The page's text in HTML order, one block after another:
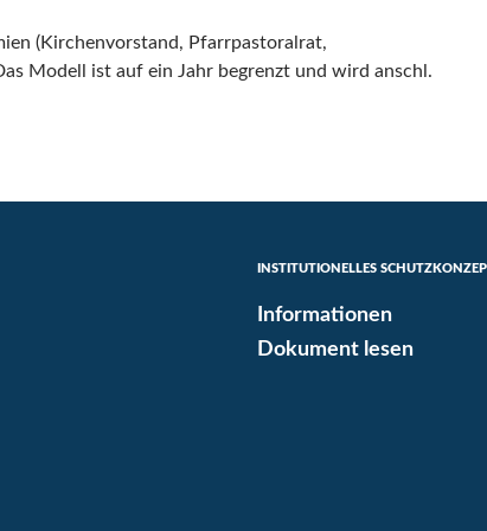
(Kirchenvorstand, Pfarrpastoralrat,
Modell ist auf ein Jahr begrenzt und wird anschl.
INSTITUTIONELLES
Informationen
Dokument lesen